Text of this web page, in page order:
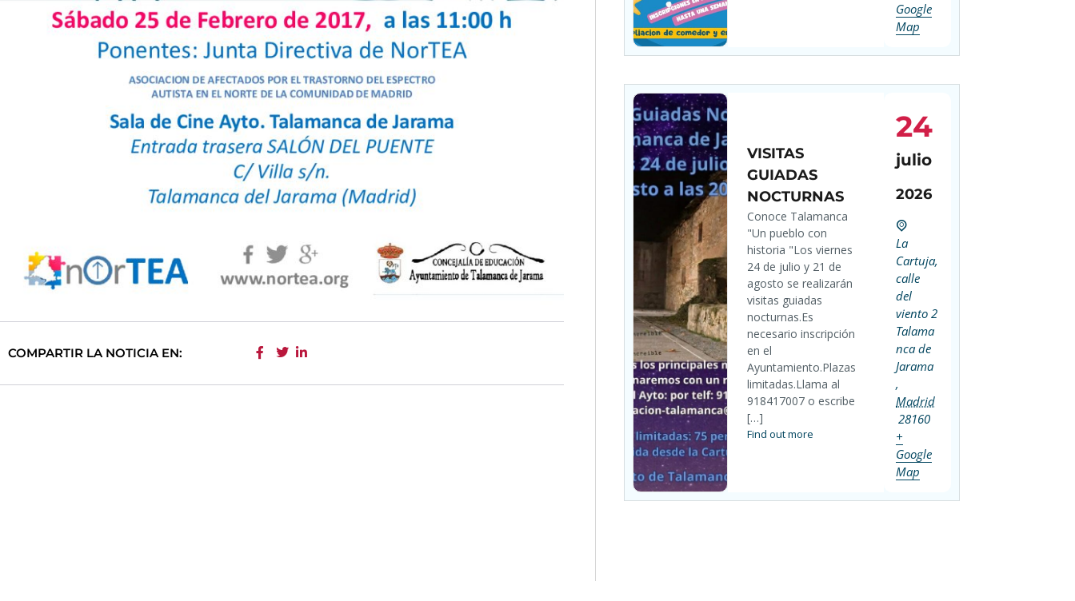
COMPARTIR LA NOTICIA EN:
Google
Map
VISITAS
GUIADAS
NOCTURNAS
Conoce Talamanca
"Un pueblo con
historia "Los viernes
24 de julio y 21 de
agosto se realizarán
visitas guiadas
nocturnas.Es
necesario inscripción
en el
Ayuntamiento.Plazas
limitadas.Llama al
918417007 o escribe
[…]
Find out more
24
julio
2026
La
Cartuja,
calle
del
viento 2
Talama
nca de
Jarama
,
Madrid
28160
+
Google
Map